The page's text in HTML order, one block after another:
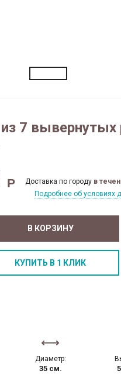
7 вывернутых
Р Доставка по городу в
Подробнее об условиях
В КОРЗИНУ
КУПИТЬ В 1 КЛИК
Диаметр:
35 см.